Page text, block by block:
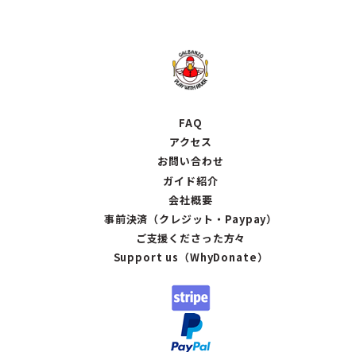
FAQ
アクセス
お問い合わせ
ガイド紹介
会社概要
事前決済（クレジット・Paypay）
ご支援くださった方々
Support us（WhyDonate）